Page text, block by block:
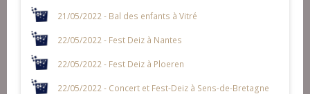
21/05/2022 - Bal des enfants à Vitré
22/05/2022 - Fest Deiz à Nantes
22/05/2022 - Fest Deiz à Ploeren
22/05/2022 - Concert et Fest-Deiz à Sens-de-Bretagne